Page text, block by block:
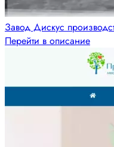
Завод Дискус
Перейти в описание